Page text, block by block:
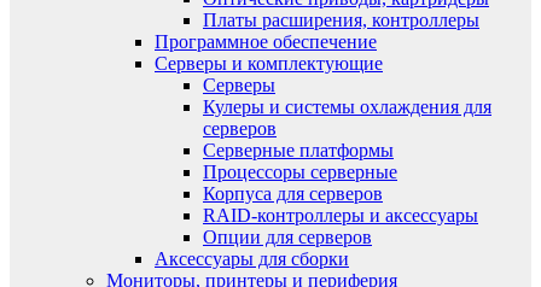
Платы расширения, контроллеры
Программное обеспечение
Серверы и комплектующие
Серверы
Кулеры и системы охлаждения для
серверов
Серверные платформы
Процессоры серверные
Корпуса для серверов
RAID-контроллеры и аксессуары
Опции для серверов
Аксессуары для сборки
Мониторы, принтеры и периферия